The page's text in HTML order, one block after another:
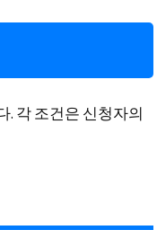
. 각 조건은 신청자의